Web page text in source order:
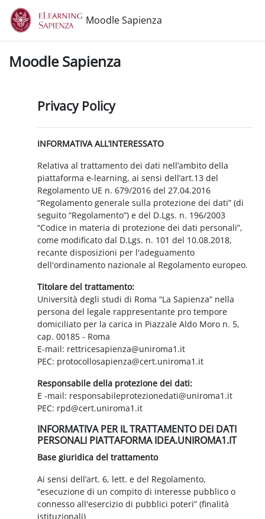
Vai al contenuto principale
Moodle Sapienza
Moodle Sapienza
Privacy Policy
INFORMATIVA ALL’INTERESSATO
Relativa al trattamento dei dati nell’ambito della
piattaforma e-learning, ai sensi dell’art.13 del
Regolamento UE n. 679/2016 del 27.04.2016
“Regolamento generale sulla protezione dei dati” (di
seguito “Regolamento”) e del D.Lgs. n. 196/2003
“Codice in materia di protezione dei dati personali”,
come modificato dal D.Lgs. n. 101 del 10.08.2018,
recante disposizioni per l'adeguamento
dell'ordinamento nazionale al Regolamento europeo.
Titolare del trattamento:
Università degli studi di Roma “La Sapienza” nella
persona del legale rappresentante pro tempore
domiciliato per la carica in Piazzale Aldo Moro n. 5,
cap. 00185 - Roma
E-mail: rettricesapienza@uniroma1.it
PEC: protocollosapienza@cert.uniroma1.it
Responsabile della protezione dei dati:
E -mail: responsabileprotezionedati@uniroma1.it
PEC: rpd@cert.uniroma1.it
INFORMATIVA PER IL TRATTAMENTO DEI DATI
PERSONALI PIATTAFORMA IDEA.UNIROMA1.IT
Base giuridica del trattamento
Ai sensi dell’art. 6, lett. e del Regolamento,
“esecuzione di un compito di interesse pubblico o
connesso all'esercizio di pubblici poteri” (finalità
istituzionali)